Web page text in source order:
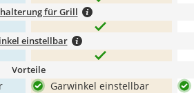
für Grill
einstellbar
Vorteile
Garwinkel einstellbar